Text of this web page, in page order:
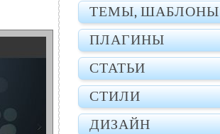
ТЕМЫ, ШАБЛОНЫ
ПЛАГИНЫ
СТАТЬИ
СТИЛИ
ДИЗАЙН